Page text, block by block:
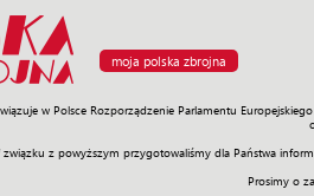
moja polska zbrojna
w Polsce Rozporządzenie Parlamentu
związku z powyższym przygotowaliśmy dla Państwa
Prosimy o
Sprzęt Misje Polityka Prawo